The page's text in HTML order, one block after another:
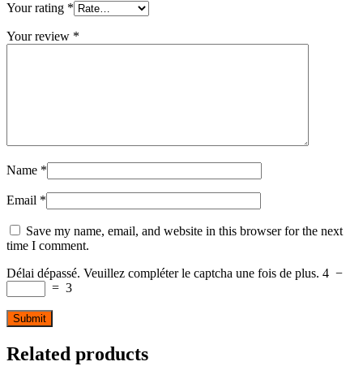
Your rating *
Your review *
Name *
Email *
Save my name, email, and website in this browser for the next
time I comment.
Délai dépassé. Veuillez compléter le captcha une fois de plus. 4 −
= 3
Related products